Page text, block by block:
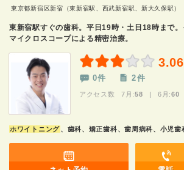
東京都新宿区新宿（東新宿駅、西武新宿駅、新大久保駅）
東新宿駅すぐの歯科。平日19時・土日18時まで。
マイクロスコープによる精密治療。
3.06
0件 2件
アクセス数 7月:58 | 6月:60
ホワイトニング、歯科、矯正歯科、歯周病科、小児歯